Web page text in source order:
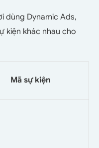
dùng Dynamic Ads,
kiện khác nhau cho
Mã sự kiện